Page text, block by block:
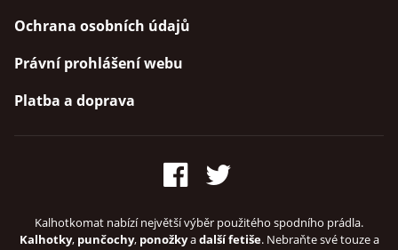
Ochrana osobních údajů
Právní prohlášení webu
Platba a doprava
Kalhotkomat nabízí největší výběr použitého spodního prádla.
Kalhotky, punčochy, ponožkyadalší fetiše. Nebraňte své touze a